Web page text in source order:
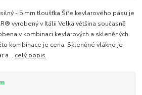
- 5 mm tloušťka Šíře kevlarového pásu je
vyrobený v Itálii Velká většina současně
v kombinaci kevlarových a skleněných
kombinace je cena. Skleněné vlákno je
a... celý popis